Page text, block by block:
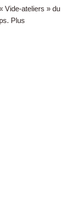
Vide-ateliers » du
Plus